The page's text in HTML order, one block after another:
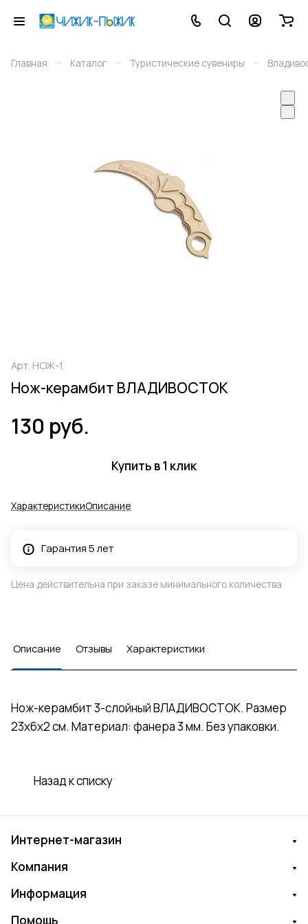
Главная – Каталог – Туристические сувениры –
Арт. НОЖ-1
Нож-керамбит ВЛАДИВОСТОК
130 руб.
Купить в 1 клик
ХарактеристикиОписание
Гарантия 5 лет
Цена действительна при заказе минимального количества
Описание Отзывы Характеристики
Нож-керамбит 3-слойный ВЛАДИВОСТОК. Размер
23х6х2 см. Материал: фанера 3 мм. Без упаковки.
Назад к списку
Интернет-магазин
Компания
Информация
Помощь